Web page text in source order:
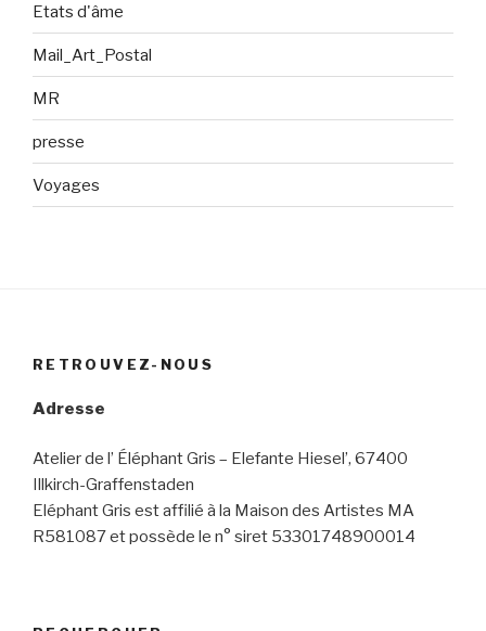
Etats d'âme
Mail_Art_Postal
MR
presse
Voyages
RETROUVEZ-NOUS
Adresse
Atelier de l’ Éléphant Gris – Elefante Hiesel’, 67400
Illkirch-Graffenstaden
Eléphant Gris est affilié à la Maison des Artistes MA
R581087 et possède le n° siret 53301748900014